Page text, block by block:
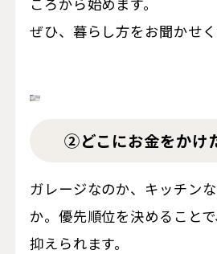
ぜひ、暮らし方をお聞かせく
②どこにお金をかけ
ガレージなのか、キッチン
か。 優先順位を決めること
抑えられます。